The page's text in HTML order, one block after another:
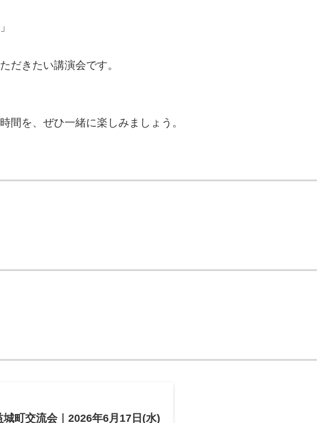
だきたい講演会です。
間を、ぜひ一緒に楽しみましょう。
城町交流会｜2026年6月17日(水)